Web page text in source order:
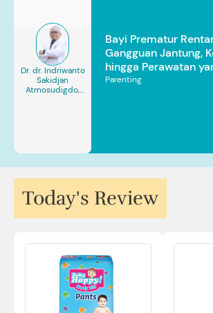
Dr. dr. Indriwanto
Sakidjan
Atmosudigdo,
Bayi Prematur
Gangguan Jantung,
hingga Perawatan
Parenting
Today's Review